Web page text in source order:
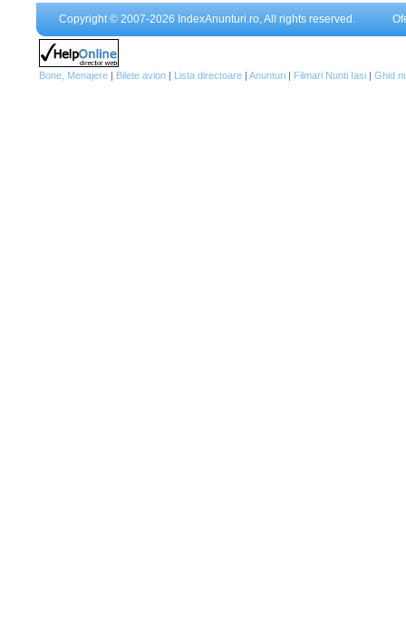
Copyright © 2007-2026 IndexAnunturi.ro, All rights reserved.
Bone, Menajere | Bilete avion | Lista directoare | Anunturi | Filmari Nunti Iasi | Ghid